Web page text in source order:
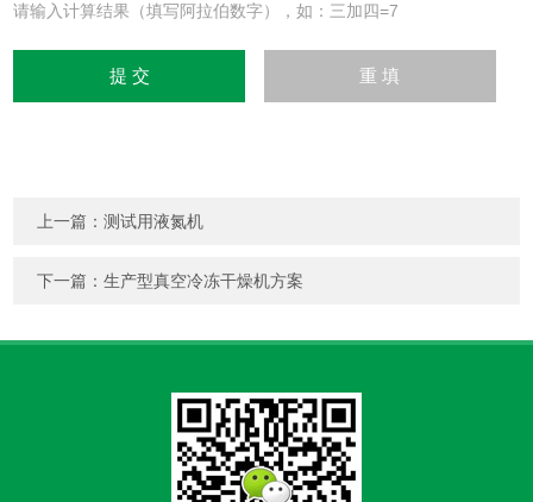
请输入计算结果（填写阿拉伯数字），如：三加四=7
上一篇：测试用液氮机
下一篇：生产型真空冷冻干燥机方案